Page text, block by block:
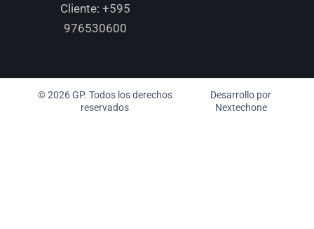
Cliente: +595
976530600
© 2026 GP. Todos los derechos
reservados
Desarrollo por
Nextechone